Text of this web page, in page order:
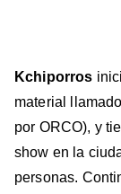
Kchiporros
material llamado
por ORCO), y
show en la
personas.